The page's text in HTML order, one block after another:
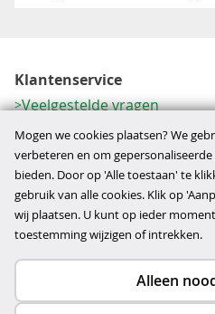
Klantenservice
Veelgestelde vragen
Contactformulier
Herroeping
Over ons
Bedrijfsgegevens
Werkwijze
Copyright © 2026
Mogen we cookies plaatsen? We
verbeteren en om
bieden. Door op 'Alle toestaan' te
gebruik van alle cookies. Klik op
wij plaatsen. U kunt op ieder
toestemming wijzigen of intrekken.
Alleen